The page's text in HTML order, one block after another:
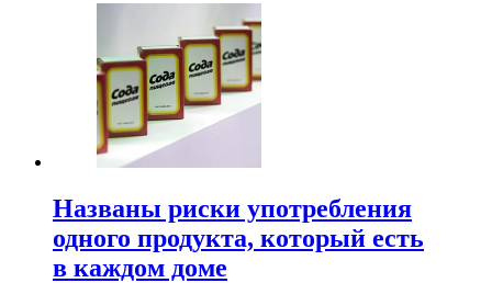
Названы риски употребления
одного продукта, который есть
в каждом доме